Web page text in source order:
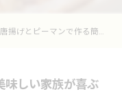
唐揚げとピーマンで作る簡単美味しい家族が喜ぶ時短アレンジレシピ
味しい家族が喜ぶ